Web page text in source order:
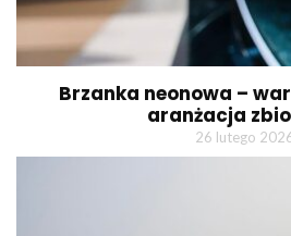
Brzanka neonowa –
aranżacja
26 lutego